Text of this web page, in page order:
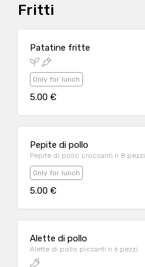
Fritti
Patatine fritte
Only for lunch
5.00 €
Pepite di pollo
Pepite di pollo croccanti n 8 pezzi
Only for lunch
5.00 €
Alette di pollo
Alette di pollo piccanti n 6 pezzi